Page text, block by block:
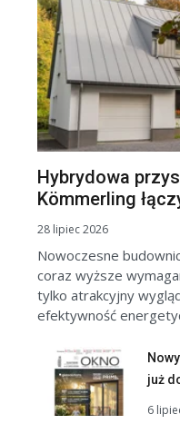
Hybrydowa
Kömmerling
28 lipiec 2026
Nowoczesne
coraz wyższe
tylko atrakcyjny
efektywność
już
6